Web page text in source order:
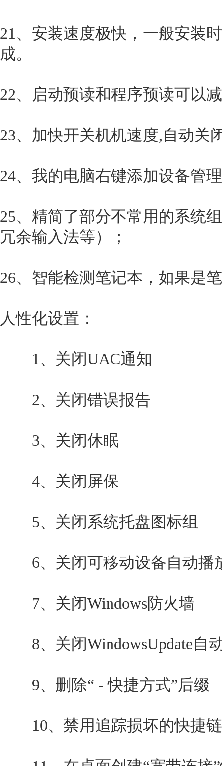
21、安装速度极快，一般安装
成。
22、启动预读和程序预读可以
23、加快开关机机速度,自动关
24、我的电脑右键添加设备管
25、精简了部分不常用的系统
冗余输入法等）；
26、智能检测笔记本，如果是
人性化设置：
1、关闭UAC通知
2、关闭错误报告
3、关闭休眠
4、关闭屏保
5、关闭系统托盘图标组
6、关闭可移动设备自动播
7、关闭Windows防火墙
8、关闭WindowsUpdate自
9、删除“ - 快捷方式”后缀
10、禁用追踪损坏的快捷